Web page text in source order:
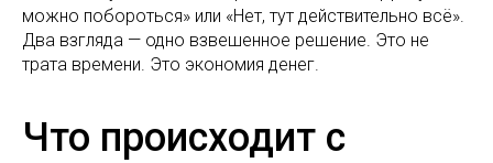
можно побороться» или «Нет, тут действительно всё».
Два взгляда — одно взвешенное решение. Это не
трата времени. Это экономия денег.
Что происходит с